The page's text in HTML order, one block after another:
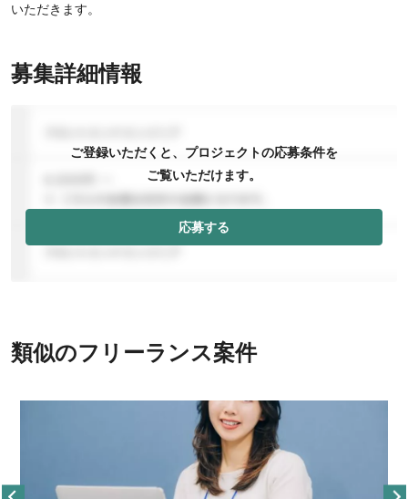
いただきます。
募集詳細情報
ご登録いただくと、プロジェクトの応募条件を
ご覧いただけます。
応募する
類似のフリーランス案件